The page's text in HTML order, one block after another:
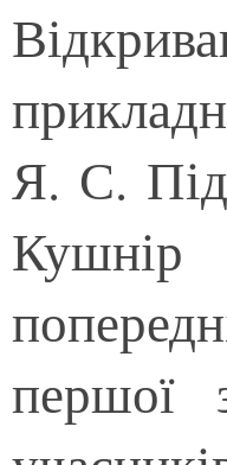
Я. С.
першої